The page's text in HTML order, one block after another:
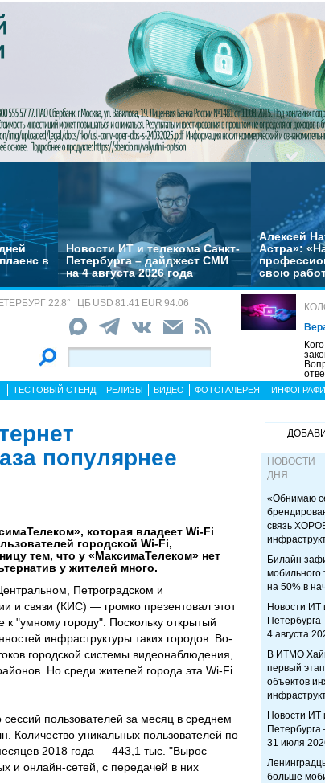
в
Новости ИТ и телекома Санкт-
Петербурга – дайджест СМИ
на 4 августа 2026 года
Алексей
Астра»:
свою
22.8° ЦБ USD 81.41 EUR 94.06
ТЕСТОВЫЙ СТЕНД РЕЛИЗЫ ВИДЕО ФОТОГАЛЕРЕЯ
популярнее
которая владеет Wi-Fi
городской Wi-Fi,
тем, что у «МаксимаТелеком» нет
у жителей много.
Петроградском и
и связи (КИС) — громко презентовал этот
"умному городу". Поскольку открытый
инфраструктуры таких городов. Во-
городской системы видеонаблюдения,
Но среди жителей города эта Wi-Fi
пользователей за месяц в среднем
Количество уникальных пользователей по
2018 года — 443,1 тыс. "Вырос
и онлайн-сетей, с передачей в них
НОВОСТИ
ДНЯ
«Обнимаю
связь
Билайн
мобильного
на 50% в
Новости ИТ
4 августа
В ИТМО
первый
объектов
Новости ИТ
31 июля
больше